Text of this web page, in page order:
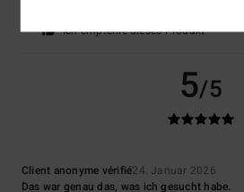
Ich empfehle dieses Produkt
5/5
Client anonyme vérifié24. Januar 2026
Das war genau das, was ich gesucht habe.